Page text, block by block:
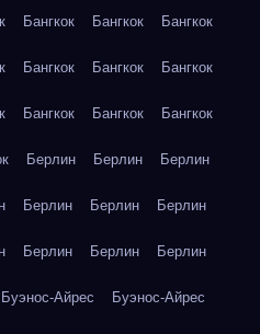
Бангкок Бангкок Бангкок
Бангкок Бангкок Бангкок
Бангкок Бангкок Бангкок
Берлин Берлин Берлин
Берлин Берлин Берлин
Берлин Берлин Берлин
Буэнос-Айрес Буэнос-Айрес